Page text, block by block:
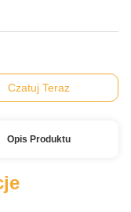
Czatuj Teraz
Opis Produktu